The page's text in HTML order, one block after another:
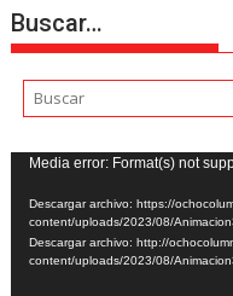
Buscar…
Reproductor
de
vídeo
Media error: Format(s) not
Descargar archivo: https://
content/uploads/2023/08/
Descargar archivo: http://
content/uploads/2023/08/